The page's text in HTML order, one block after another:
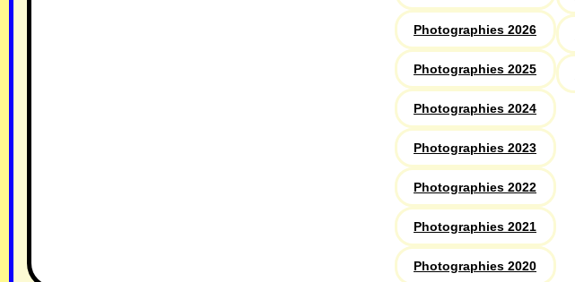
Photographies 2026
Photographies 2025
Photographies 2024
Photographies 2023
Photographies 2022
Photographies 2021
Photographies 2020